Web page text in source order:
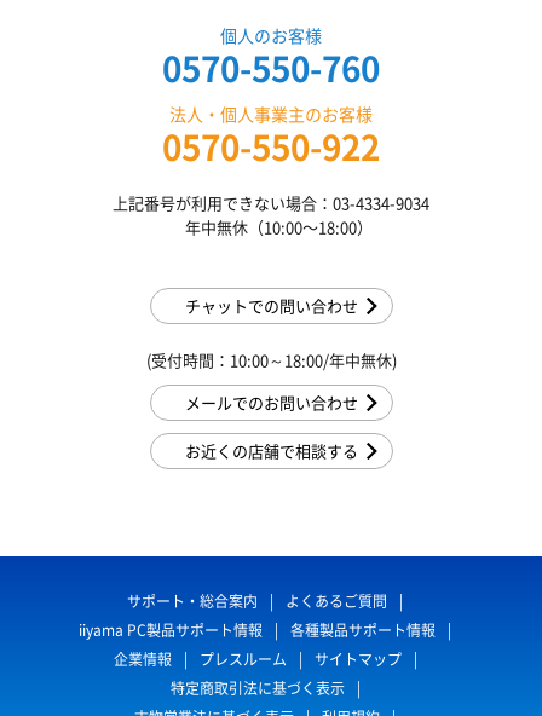
個人のお客様
0570-550-760
法人・個人事業主のお客様
0570-550-922
上記番号が利用できない場合：03-4334-9034
年中無休（10:00〜18:00）
チャットでの問い合わせ
(受付時間：10:00～18:00/年中無休)
メールでのお問い合わせ
お近くの店舗で相談する
サポート・総合案内
よくあるご質問
iiyama PC製品サポート情報
各種製品サポート情報
企業情報
プレスルーム
サイトマップ
特定商取引法に基づく表示